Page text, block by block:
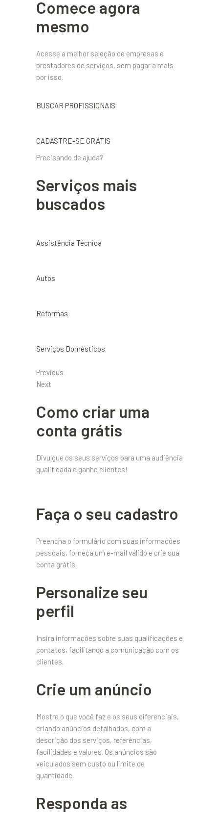
Comece agora
mesmo
Acesse a melhor seleção de empresas e
prestadores de serviços, sem pagar a mais
por isso.
BUSCAR PROFISSIONAIS
CADASTRE-SE GRÁTIS
Precisando de ajuda?
Serviços mais
buscados
Assistência Técnica
Autos
Reformas
Serviços Domésticos
Previous
Next
Como criar uma
conta grátis
Divulgue os seus serviços para uma audiência
qualificada e ganhe clientes!
Faça o seu cadastro
Preencha o formulário com suas informações
pessoais, forneça um e-mail válido e crie sua
conta grátis.
Personalize seu
perfil
Insira informações sobre suas qualificações e
contatos, facilitando a comunicação com os
clientes.
Crie um anúncio
Mostre o que você faz e os seus diferenciais,
criando anúncios detalhados, com a
descrição dos serviços, referências,
facilidades e valores. Os anúncios são
veiculados sem custo ou limite de
quantidade.
Responda as